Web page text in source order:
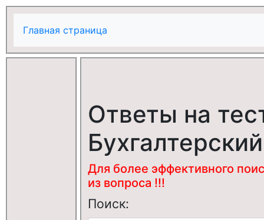
Главная страница
Ответы на
Для более эффективного
из вопроса !!!
Поиск: